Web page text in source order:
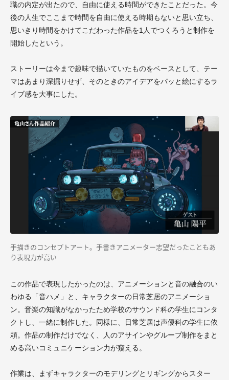
職の内定が出たので、自由に使える時間ができたことだった。今
後の人生でここまで時間を自由に使える時期もないと思い立ち、
思いきり時間をかけてこだわった作品を1人でつくろうと制作を
開始したという。
ストーリーは今まで趣味で描いていたものをベースとして、テー
マはあまり深掘りせず、そのときのアイデアをパッと絵にするラ
イブ感を大事にした。
手描きのコンセプトアート。手書きアニメーター志望だったこともあ
り表現力が高い
この作品で表現したかったのは、アニメーションと音の融合のい
わゆる「音ハメ」と、キャラクターの日常芝居のアニメーショ
ン。音楽の知識がなかったため学校のサウンド科の学生にコンタ
クトし、一緒に制作した。同様に、日常芝居は声優科の学生に依
頼。作品の制作だけでなく、人のアサインやグループ制作をまと
める高いコミュニケーション力が窺える。
作業は、まずキャラクターのモデリングとリギングからスター